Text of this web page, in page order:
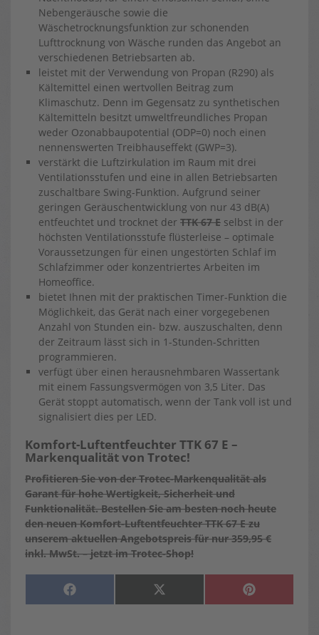
Nebengeräusche sowie die
Wäschetrocknungsfunktion zur schonenden
Lufttrocknung von Wäsche runden das Angebot an
verschiedenen Betriebsarten ab.
leistet mit der Verwendung von Propan (R290) als
Kältemittel einen wertvollen Beitrag zum
Klimaschutz. Denn im Gegensatz zu synthetischen
Kältemitteln besitzt umweltfreundliches Propan
weder Ozonabbaupotential (ODP=0) noch einen
nennenswerten Treibhauseffekt (GWP=3).
verstärkt die Luftzirkulation im Raum mit drei
Ventilationsstufen und eine in allen Betriebsarten
zuschaltbare Swing-Funktion. Aufgrund seiner
geringen Geräuschentwicklung von nur 43 dB(A)
entfeuchtet und trocknet der TTK 67 E selbst in der
höchsten Ventilationsstufe flüsterleise – optimale
Voraussetzungen für einen ungestörten Schlaf im
Schlafzimmer oder konzentriertes Arbeiten im
Homeoffice.
bietet Ihnen mit der praktischen Timer-Funktion die
Möglichkeit, das Gerät nach einer vorgegebenen
Anzahl von Stunden ein- bzw. auszuschalten, denn
der Zeitraum lässt sich in 1-Stunden-Schritten
programmieren.
verfügt über einen herausnehmbaren Wassertank
mit einem Fassungsvermögen von 3,5 Liter. Das
Gerät stoppt automatisch, wenn der Tank voll ist und
signalisiert dies per LED.
Komfort-Luftentfeuchter TTK 67 E –
Markenqualität von Trotec!
Profitieren Sie von der Trotec-Markenqualität als
Garant für hohe Wertigkeit, Sicherheit und
Funktionalität. Bestellen Sie am besten noch heute
den neuen Komfort-Luftentfeuchter TTK 67 E zu
unserem aktuellen Angebotspreis für nur 359,95 €
inkl. MwSt. – jetzt im Trotec-Shop!
SHARE
F
A
SHARE
X
(
SHARE
P
I